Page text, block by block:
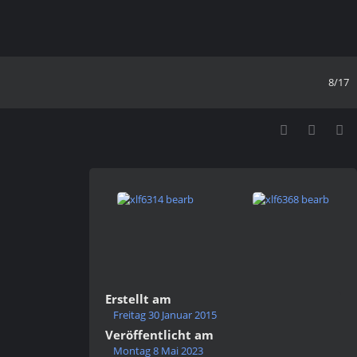
8/17
Erstellt am
Freitag 30 Januar 2015
Veröffentlicht am
Montag 8 Mai 2023